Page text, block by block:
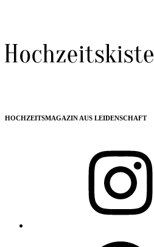
HOCHZEITSMAGAZIN AUS LEIDENSCHAFT